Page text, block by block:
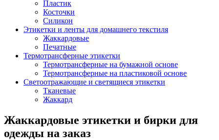
Пластик
Косточки
Силикон
Этикетки и ленты для домашнего текстиля
Жаккардовые
Печатные
Термотрансферные этикетки
Термотрансферные на бумажной основе
Термотрансферные на пластиковой основе
Светоотражающие и светящиеся этикетки
Тканевые
Жаккард
Жаккардовые этикетки и бирки для
одежды на заказ